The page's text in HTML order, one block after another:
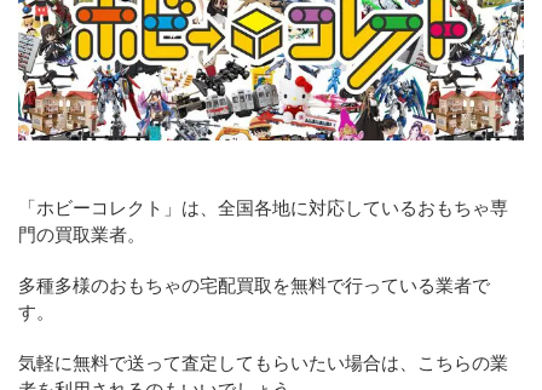
「ホビーコレクト」は、全国各地に対応しているおもちゃ専
門の買取業者。
多種多様のおもちゃの宅配買取を無料で行っている業者で
す。
気軽に無料で送って査定してもらいたい場合は、こちらの業